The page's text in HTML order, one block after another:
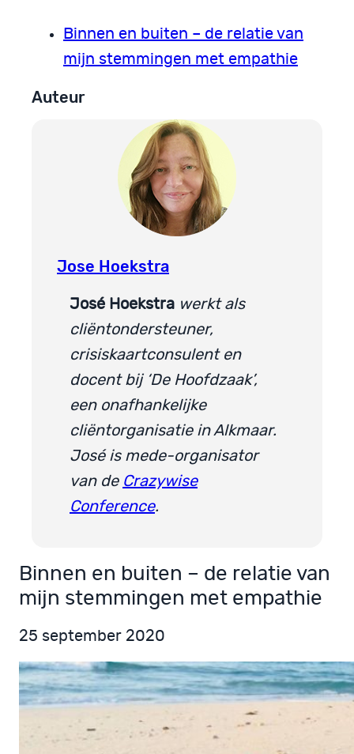
Binnen en buiten – de relatie van
mijn stemmingen met empathie
Auteur
Jose Hoekstra
José Hoekstra werkt als
cliëntondersteuner,
crisiskaartconsulent en
docent bij ‘De Hoofdzaak’,
een onafhankelijke
cliëntorganisatie in Alkmaar.
José is mede-organisator
van de Crazywise
Conference.
Binnen en buiten – de relatie van
mijn stemmingen met empathie
25 september 2020